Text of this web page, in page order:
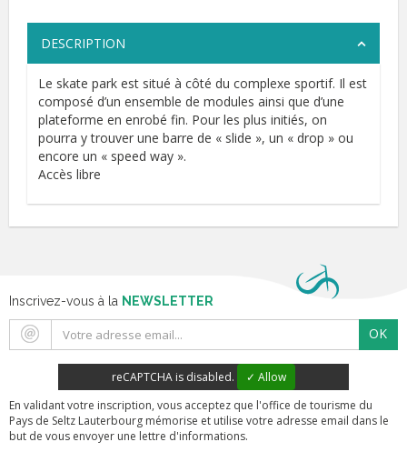
DESCRIPTION
Le skate park est situé à côté du complexe sportif. Il est
composé d’un ensemble de modules ainsi que d’une
plateforme en enrobé fin. Pour les plus initiés, on
pourra y trouver une barre de « slide », un « drop » ou
encore un « speed way ».
Accès libre
Inscrivez-vous à la NEWSLETTER
OK
reCAPTCHA is disabled.
✓ Allow
En validant votre inscription, vous acceptez que l'office de tourisme du
Pays de Seltz Lauterbourg mémorise et utilise votre adresse email dans le
but de vous envoyer une lettre d'informations.